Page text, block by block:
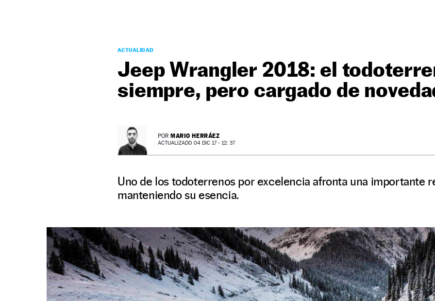
ACTUALIDAD
Jeep Wrangler 2018: el
siempre, pero cargado de
POR MARIO HERRÁEZ
ACTUALIZADO 04 DIC 17 - 12: 37
Uno de los todoterrenos por excelencia afronta una importante
manteniendo su esencia.